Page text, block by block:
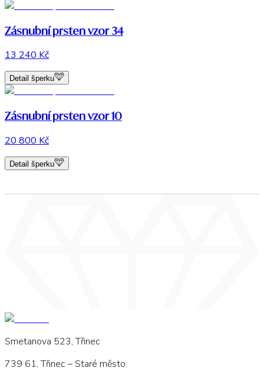
Zásnubní prsten vzor 34
13 240 Kč
Detail šperku
Zásnubní prsten vzor 10
20 800 Kč
Detail šperku
Smetanova 523, Třinec
739 61, Třinec – Staré město